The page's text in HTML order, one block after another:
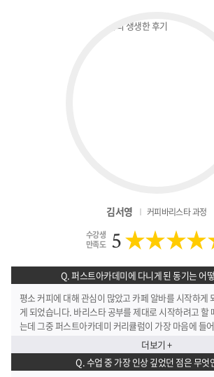
김서영 커피바리스타 과정
수강생
만족도 5
Q. 퍼스트아카데미에 다니게 된 동기는 어
평소 커피에 대해 관심이 많았고 카페 알바를 시작하게
게 되었습니다. 바리스타 공부를 제대로 시작하려고 할
는데 그중 퍼스트아카데미 커리큘럼이 가장 마음에 들
더보기 +
Q. 수업 중 가장 인상 깊었던 점은 무엇